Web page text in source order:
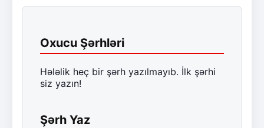
Oxucu Şərhləri
Hələlik heç bir şərh yazılmayıb. İlk şərhi
siz yazın!
Şərh Yaz